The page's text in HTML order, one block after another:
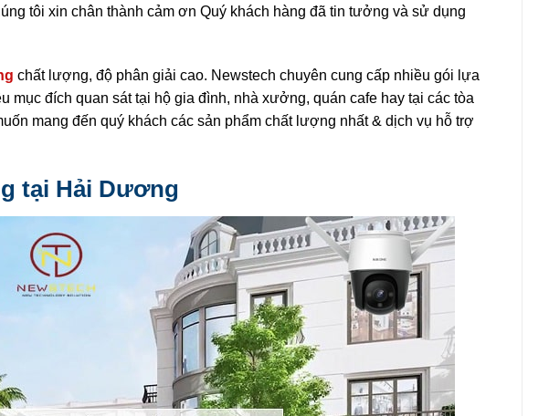
tôi xin chân thành cảm ơn Quý khách hàng đã tin tưởng và sử dụng
chất lượng, độ phân giải cao. Newstech chuyên cung cấp nhiều gói lựa
đích quan sát tại hộ gia đình, nhà xưởng, quán cafe hay tại các tòa
mang đến quý khách các sản phẩm chất lượng nhất & dịch vụ hỗ trợ
tại Hải Dương